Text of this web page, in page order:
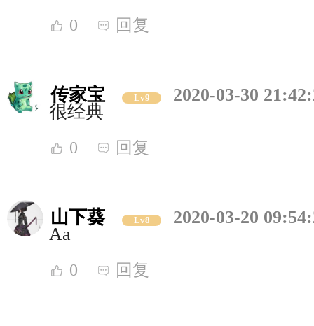
0 回复
传家宝 Lv9
2020-03-30
很经典
0 回复
山下葵 Lv8
2020-03-20
Aa
0 回复